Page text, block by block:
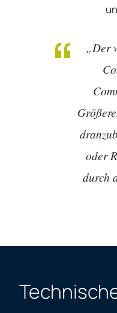
„Der
oder
durch